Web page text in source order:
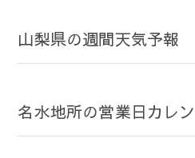
山梨県の週間天気予報
名水地所の営業日カレ